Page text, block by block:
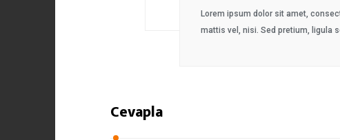
Lorem ipsum dolor sit amet,
mattis vel, nisi. Sed pretium, ligula
Cevapla